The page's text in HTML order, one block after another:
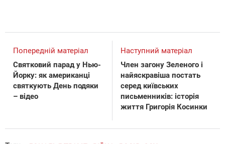
Попередній матеріал
Святковий парад у Нью-
Йорку: як американці
святкують День подяки
– відео
Наступний матеріал
Член загону Зеленого і
найяскравіша постать
серед київських
письменників: історія
життя Григорія Косинки